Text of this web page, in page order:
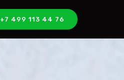
+7 499 113 44 76